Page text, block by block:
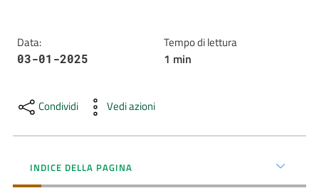
AUSL
Comunica
Carta
dei
Data:
03-01-2025
Tempo di lettura
1 min
Condividi Vedi azioni
INDICE DELLA PAGINA